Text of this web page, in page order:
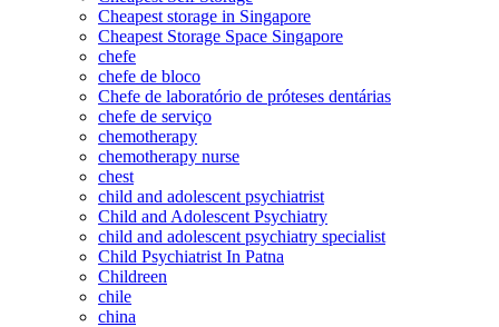
Cheapest storage in Singapore
Cheapest Storage Space Singapore
chefe
chefe de bloco
Chefe de laboratório de próteses dentárias
chefe de serviço
chemotherapy
chemotherapy nurse
chest
child and adolescent psychiatrist
Child and Adolescent Psychiatry
child and adolescent psychiatry specialist
Child Psychiatrist In Patna
Childreen
chile
china